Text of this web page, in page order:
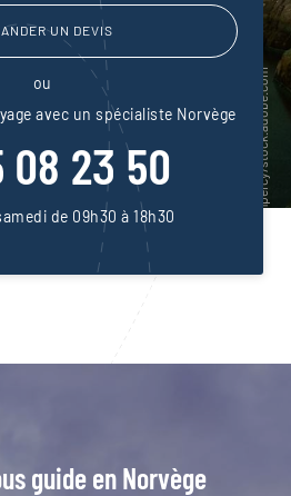
UN DEVIS
ou
avec un spécialiste Norvège
08 23 50
de 09h30 à 18h30
guide en Norvège